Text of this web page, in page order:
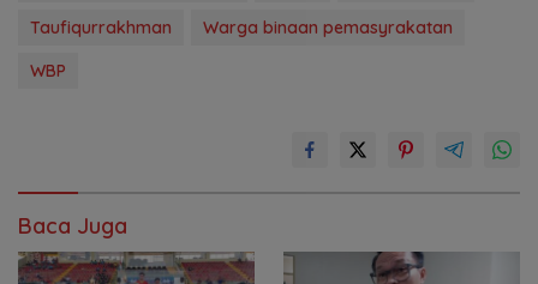
Taufiqurrakhman
Warga binaan pemasyrakatan
WBP
Baca Juga